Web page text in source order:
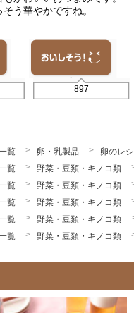
う華やかですね。
897
覧 卵・乳製品
卵のレ
覧
野菜・豆類・キノコ類
覧
野菜・豆類・キノコ類
覧
野菜・豆類・キノコ類
覧
野菜・豆類・キノコ類
覧 野菜・豆類・キノコ類